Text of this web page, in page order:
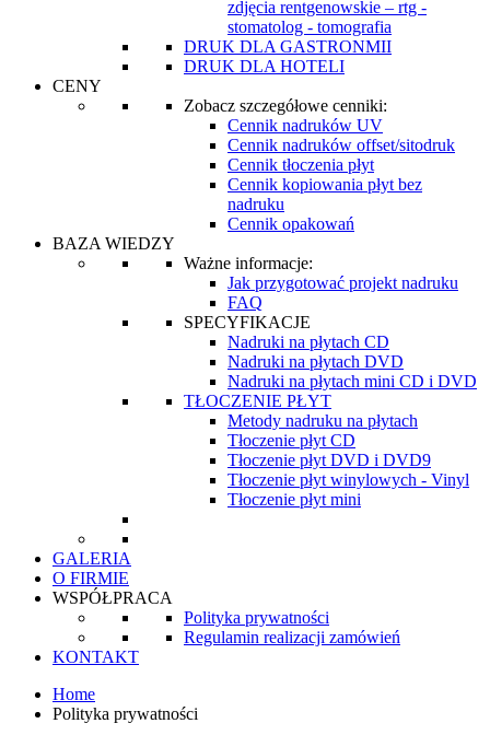
zdjęcia rentgenowskie – rtg -
stomatolog - tomografia
DRUK DLA GASTRONMII
DRUK DLA HOTELI
CENY
Zobacz szczegółowe cenniki:
Cennik nadruków UV
Cennik nadruków offset/sitodruk
Cennik tłoczenia płyt
Cennik kopiowania płyt bez
nadruku
Cennik opakowań
BAZA WIEDZY
Ważne informacje:
Jak przygotować projekt nadruku
FAQ
SPECYFIKACJE
Nadruki na płytach CD
Nadruki na płytach DVD
Nadruki na płytach mini CD i DVD
TŁOCZENIE PŁYT
Metody nadruku na płytach
Tłoczenie płyt CD
Tłoczenie płyt DVD i DVD9
Tłoczenie płyt winylowych - Vinyl
Tłoczenie płyt mini
GALERIA
O FIRMIE
WSPÓŁPRACA
Polityka prywatności
Regulamin realizacji zamówień
KONTAKT
Home
Polityka prywatności